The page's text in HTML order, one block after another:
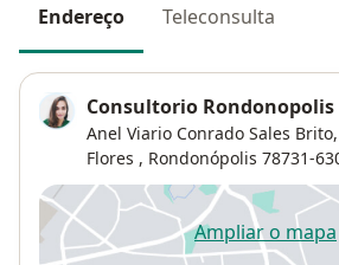
Endereço Teleconsulta
Consultorio Rondonopolis
Anel Viario Conrado Sales
Flores , Rondonópolis 78731-
Ampliar o mapa
abre